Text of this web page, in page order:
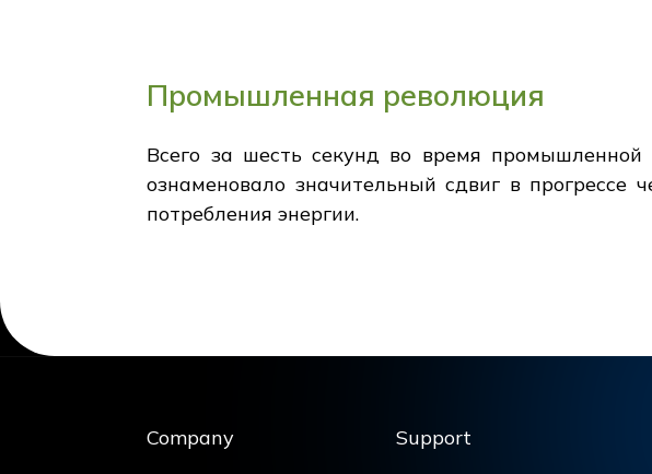
Промышленная революция
Всего за шесть секунд во время промышленной
ознаменовало значительный сдвиг в прогрессе
потребления энергии.
Company Support